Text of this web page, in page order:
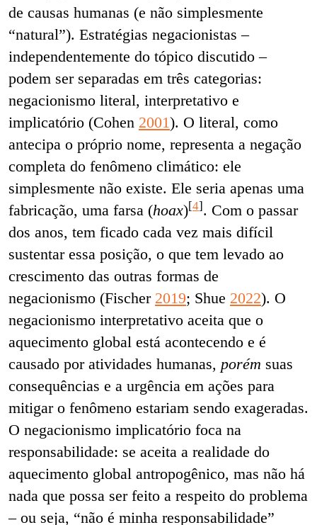
de causas humanas (e não simplesmente
“natural”). Estratégias negacionistas –
independentemente do tópico discutido –
podem ser separadas em três categorias:
negacionismo literal, interpretativo e
implicatório (Cohen 2001). O literal, como
antecipa o próprio nome, representa a negação
completa do fenômeno climático: ele
simplesmente não existe. Ele seria apenas uma
fabricação, uma farsa (hoax)[4]. Com o passar
dos anos, tem ficado cada vez mais difícil
sustentar essa posição, o que tem levado ao
crescimento das outras formas de
negacionismo (Fischer 2019; Shue 2022). O
negacionismo interpretativo aceita que o
aquecimento global está acontecendo e é
causado por atividades humanas, porém suas
consequências e a urgência em ações para
mitigar o fenômeno estariam sendo exageradas.
O negacionismo implicatório foca na
responsabilidade: se aceita a realidade do
aquecimento global antropogênico, mas não há
nada que possa ser feito a respeito do problema
– ou seja, “não é minha responsabilidade”